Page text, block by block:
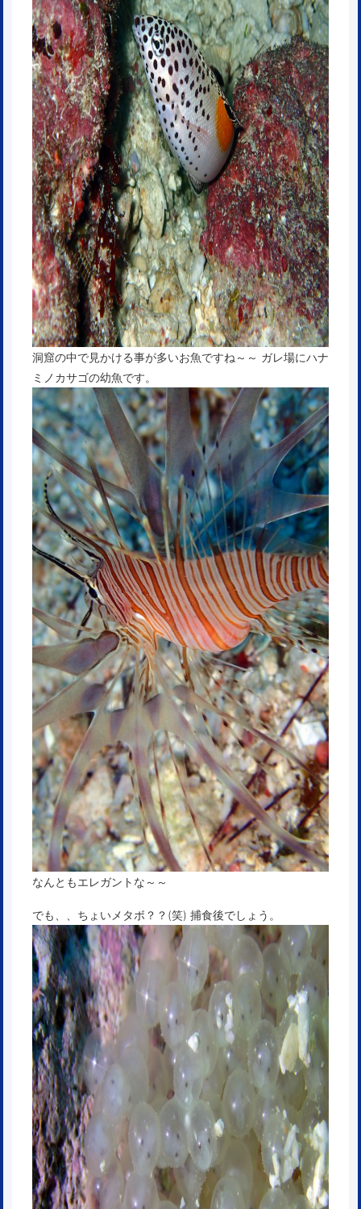
洞窟の中で見かける事が多いお魚ですね～～ ガレ場にハナ
ミノカサゴの幼魚です。
なんともエレガントな～～
でも、、ちょいメタボ？？(笑) 捕食後でしょう。